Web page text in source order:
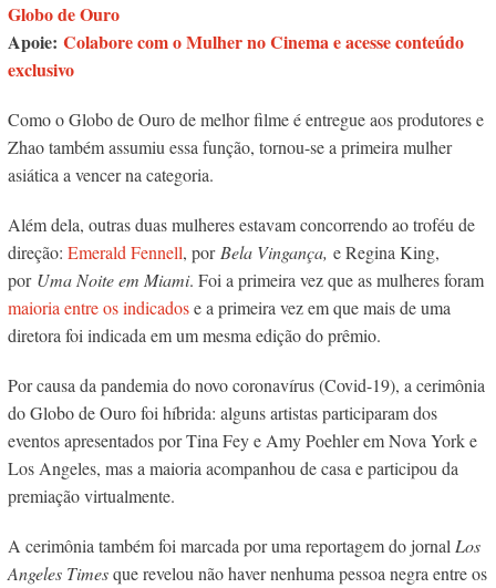
Globo de Ouro
Apoie: Colabore com o Mulher no Cinema e acesse conteúdo
exclusivo
Como o Globo de Ouro de melhor filme é entregue aos produtores e
Zhao também assumiu essa função, tornou-se a primeira mulher
asiática a vencer na categoria.
Além dela, outras duas mulheres estavam concorrendo ao troféu de
direção: Emerald Fennell, por Bela Vingança, e Regina King,
por Uma Noite em Miami. Foi a primeira vez que as mulheres foram
maioria entre os indicadose a primeira vez em que mais de uma
diretora foi indicada em um mesma edição do prêmio.
Por causa da pandemia do novo coronavírus (Covid-19), a cerimônia
do Globo de Ouro foi híbrida: alguns artistas participaram dos
eventos apresentados por Tina Fey e Amy Poehler em Nova York e
Los Angeles, mas a maioria acompanhou de casa e participou da
premiação virtualmente.
A cerimônia também foi marcada por uma reportagem do jornal Los
Angeles Timesque revelou não haver nenhuma pessoa negra entre os